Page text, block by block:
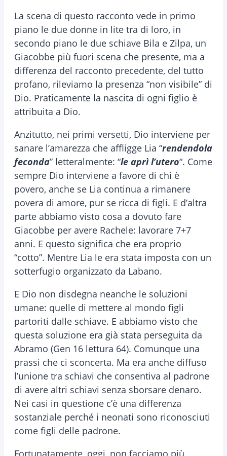
La scena di questo racconto vede in primo
piano le due donne in lite tra di loro, in
secondo piano le due schiave Bila e Zilpa, un
Giacobbe più fuori scena che presente, ma a
differenza del racconto precedente, del tutto
profano, rileviamo la presenza “non visibile” di
Dio. Praticamente la nascita di ogni figlio è
attribuita a Dio.
Anzitutto, nei primi versetti, Dio interviene per
sanare l’amarezza che affligge Lia “rendendola
feconda” letteralmente: “le aprì l’utero“. Come
sempre Dio interviene a favore di chi è
povero, anche se Lia continua a rimanere
povera di amore, pur se ricca di figli. E d’altra
parte abbiamo visto cosa a dovuto fare
Giacobbe per avere Rachele: lavorare 7+7
anni. E questo significa che era proprio
“cotto”. Mentre Lia le era stata imposta con un
sotterfugio organizzato da Labano.
E Dio non disdegna neanche le soluzioni
umane: quelle di mettere al mondo figli
partoriti dalle schiave. E abbiamo visto che
questa soluzione era già stata perseguita da
Abramo (Gen 16 lettura 64). Comunque una
prassi che ci sconcerta. Ma era anche diffuso
l’unione tra schiavi che consentiva al padrone
di avere altri schiavi senza sborsare denaro.
Nei casi in questione c’è una differenza
sostanziale perché i neonati sono riconosciuti
come figli delle padrone.